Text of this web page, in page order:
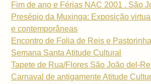
Fim de ano e Férias NAC 2001 . São
Presépio da Muxinga: Exposição
e contemporâneas
Encontro de Folia de Reis e
Semana Santa Atitude Cultural
Tapete de Rua/Flores São João del-
Carnaval de antigamente Atitude